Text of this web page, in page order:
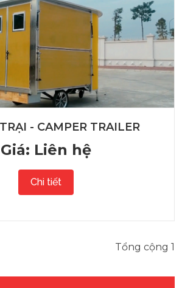
- CAMPER TRAILER
Giá: Liên hệ
Chi tiết
Tổng cộng 1